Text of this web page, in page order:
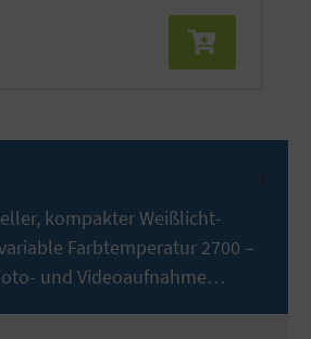
kompakter Weißlicht-
Farbtemperatur 2700 –
und Videoaufnahme…